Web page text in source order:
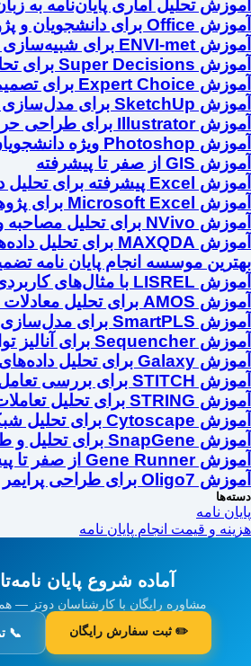
آموزش تحلیل آماری پایان‌نامه به
آموزش Office برای دانشجویان و پژوهشگران
آموزش ENVI-met برای شبیه‌سازی محیط شهری
آموزش Super Decisions برای تحلیل ANP
آموزش Expert Choice برای تصمیم‌گیری چندمعیاره
آموزش SketchUp برای مدل‌سازی سه‌بعدی
آموزش Illustrator برای طراحی حرفه‌ای
آموزش Photoshop ویژه دانشجویان و پژوهشگران
آموزش GIS از صفر تا پیشرفته
آموزش Excel پیشرفته برای تحلیل داده
آموزش Microsoft Excel برای پژوهشگران
آموزش NVivo برای تحلیل مصاحبه و داده‌های کیفی
آموزش MAXQDA برای تحلیل داده‌های کیفی
بهترین موسسه انجام پایان نامه
آموزش LISREL با مثال‌های کاربردی
آموزش AMOS برای تحلیل معادلات ساختاری
آموزش SmartPLS برای مدل‌سازی معادلات ساختاری
آموزش Sequencher برای آنالیز توالی DNA
آموزش Galaxy برای تحلیل داده‌های توالی‌یابی
آموزش STITCH برای بررسی تعامل دارو و پروتئین
آموزش STRING برای تحلیل تعاملات پروتئینی
آموزش Cytoscape برای تحلیل شبکه‌های زیستی
آموزش SnapGene برای تحلیل و طراحی DNA
آموزش Gene Runner از صفر تا پیشرفته
آموزش Oligo7 برای طراحی پرایمر
دسته‌ها
پایان نامه
هزینه و قیمت انجام پایان نامه
آماده شروع پایان
مشاوره رایگان با کارشناسان دوتز —
✏️ ثبت سفارش رایگان 📞